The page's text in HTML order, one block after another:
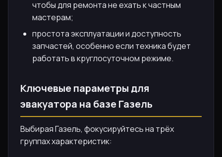
чтобы для ремонта не ехать к частным
мастерам;
простота эксплуатации и доступность
запчастей, особенно если техника будет
работать в круглосуточном режиме.
Ключевые параметры для
эвакуатора на базе Газель
Выбирая Газель, фокусируйтесь на трёх
группах характеристик: